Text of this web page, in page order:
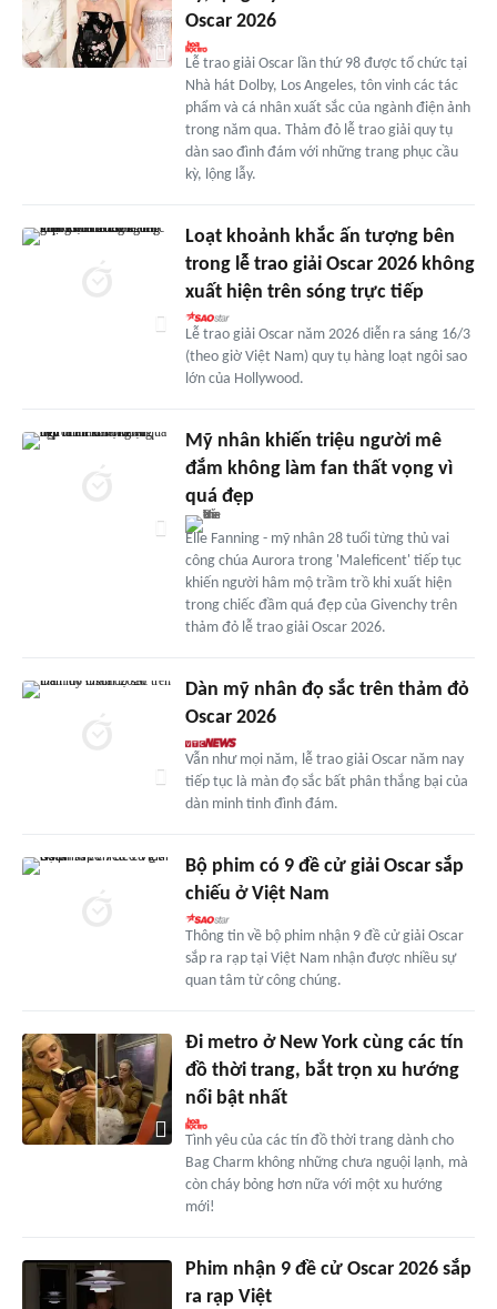
Oscar 2026
Lễ trao giải Oscar lần thứ 98 được tổ chức tại
Nhà hát Dolby, Los Angeles, tôn vinh các tác
phẩm và cá nhân xuất sắc của ngành điện ảnh
trong năm qua. Thảm đỏ lễ trao giải quy tụ
dàn sao đình đám với những trang phục cầu
kỳ, lộng lẫy.
Loạt khoảnh khắc ấn tượng bên
trong lễ trao giải Oscar 2026 không
xuất hiện trên sóng trực tiếp
Lễ trao giải Oscar năm 2026 diễn ra sáng 16/3
(theo giờ Việt Nam) quy tụ hàng loạt ngôi sao
lớn của Hollywood.
Mỹ nhân khiến triệu người mê
đắm không làm fan thất vọng vì
quá đẹp
Elle Fanning - mỹ nhân 28 tuổi từng thủ vai
công chúa Aurora trong 'Maleficent' tiếp tục
khiến người hâm mộ trầm trồ khi xuất hiện
trong chiếc đầm quá đẹp của Givenchy trên
thảm đỏ lễ trao giải Oscar 2026.
Dàn mỹ nhân đọ sắc trên thảm đỏ
Oscar 2026
Vẫn như mọi năm, lễ trao giải Oscar năm nay
tiếp tục là màn đọ sắc bất phân thắng bại của
dàn minh tinh đình đám.
Bộ phim có 9 đề cử giải Oscar sắp
chiếu ở Việt Nam
Thông tin về bộ phim nhận 9 đề cử giải Oscar
sắp ra rạp tại Việt Nam nhận được nhiều sự
quan tâm từ công chúng.
Đi metro ở New York cùng các tín
đồ thời trang, bắt trọn xu hướng
nổi bật nhất
Tình yêu của các tín đồ thời trang dành cho
Bag Charm không những chưa nguội lạnh, mà
còn cháy bỏng hơn nữa với một xu hướng
mới!
Phim nhận 9 đề cử Oscar 2026 sắp
ra rạp Việt